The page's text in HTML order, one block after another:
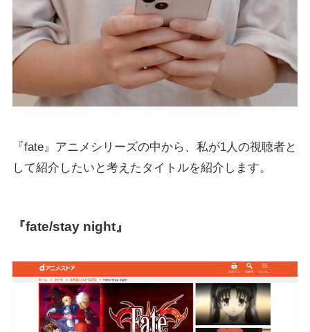
『fate』アニメシリーズの中から、私が1人の視聴者と
して紹介したいと考えたタイトルを紹介します。
『fate/stay night』